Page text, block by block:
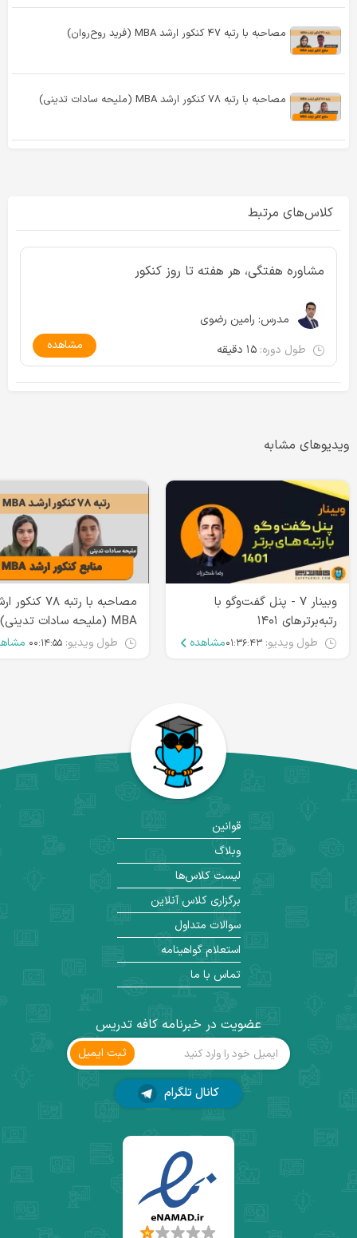
مصاحبه با رتبه ۴۷ کنکور ارشد MBA (فرید روح‌روان)
مصاحبه با رتبه ۷۸ کنکور ارشد MBA (ملیحه سادات تدینی)
کلاس‌های مرتبط
مشاوره هفتگی، هر هفته تا روز کنکور
مدرس: رامین رضوی
طول دوره: ۱۵ دقیقه مشاهده
ویدیوهای مشابه
وبینار ۷ - پنل گفت‌و‌گو با
رتبه‌برترهای ۱۴۰۱
طول ویدیو: ۰۱:۳۶:۴۳مشاهده
مصاحبه با رتبه ۷۸
MBA (ملیحه سادات تدینی)
طول ویدیو: ۰۰:۱۴:۵۵
عضویت در خبرنامه کافه تدریس
ثبت ‌ایمیل
کانال تلگرام
قوانین
وبلاگ
لیست کلاس‌ها
برگزاری کلاس آنلاین
سوالات متداول
استعلام گواهینامه
تماس با ما